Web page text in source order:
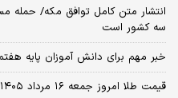
انتشار متن کامل توافق مکه/ حمله
سه کشور است
خبر مهم برای دانش آموزان پایه
قیمت طلا امروز جمعه ۱۶ مرداد ۱۴۰۵/ افزایش قیمت طلا